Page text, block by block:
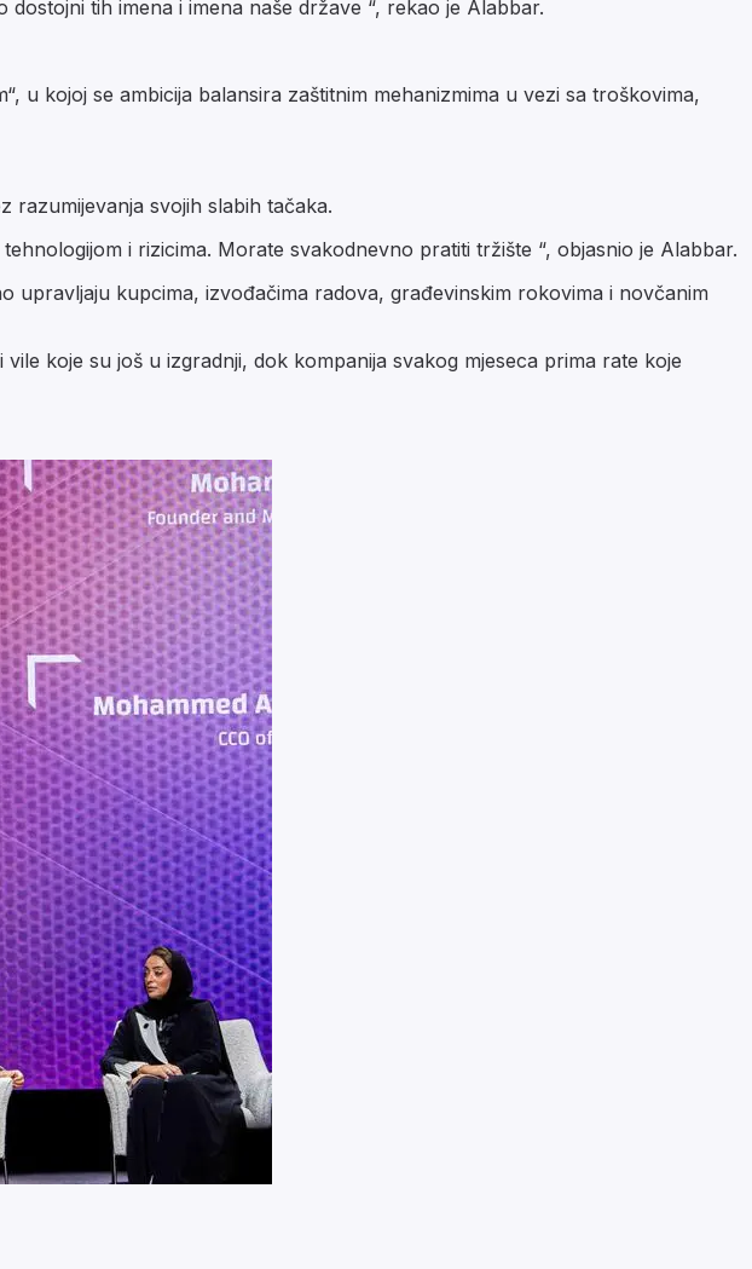
tih imena i imena naše države “, rekao je Alabbar.
u kojoj se ambicija balansira zaštitnim mehanizmima u vezi sa troškovima,
razumijevanja svojih slabih tačaka.
i rizicima. Morate svakodnevno pratiti tržište “, objasnio je Alabbar.
kupcima, izvođačima radova, građevinskim rokovima i novčanim
koje su još u izgradnji, dok kompanija svakog mjeseca prima rate koje